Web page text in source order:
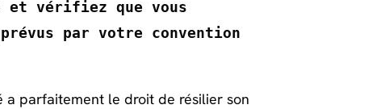
vérifiez que vous
par votre convention
a parfaitement le droit de résilier son